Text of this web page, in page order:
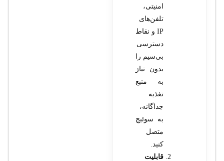
امنیتی،
تلفن‌های
IP و نقاط
دسترسی
بی‌سیم را
بدون نیاز
به منبع
تغذیه
جداگانه،
به سوئیچ
متصل
کنید.
قابلیت